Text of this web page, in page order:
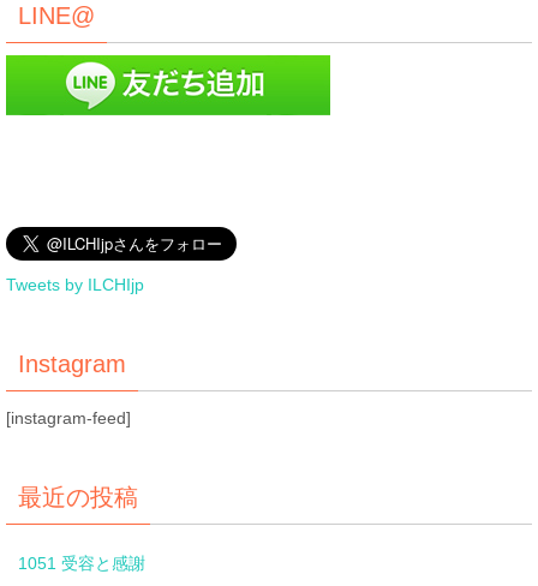
LINE@
Tweets by ILCHIjp
Instagram
[instagram-feed]
最近の投稿
1051 受容と感謝